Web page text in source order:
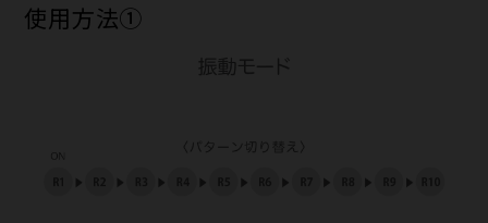
使用方法①